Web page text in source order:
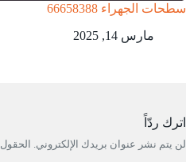
سطحات الجهراء 66658388
مارس 14, 2025
اترك ردّاً
لن يتم نشر عنوان بريدك الإلكتروني. الحقول